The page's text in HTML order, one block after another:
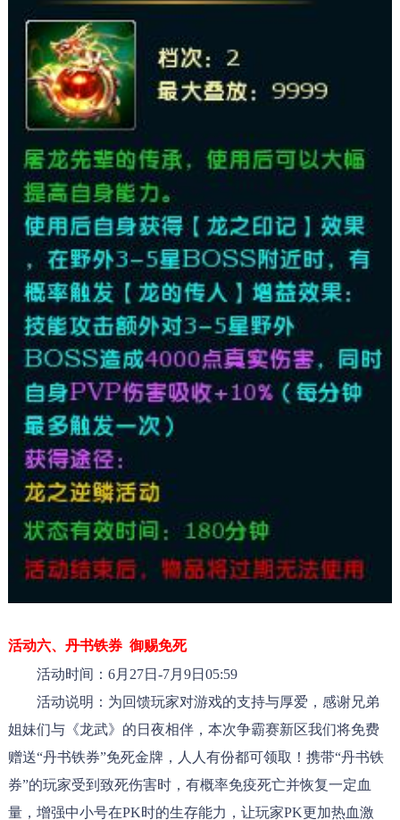
活动六、 丹书铁券  御赐免死
活动时间：6月27日-7月9日05:59
活动说明：为回馈玩家对游戏的支持与厚爱，感谢兄弟
姐妹们与《龙武》的日夜相伴，本次争霸赛新区我们将免费
赠送“丹书铁券”免死金牌，人人有份都可领取！携带“丹书铁
券”的玩家受到致死伤害时，有概率免疫死亡并恢复一定血
量，增强中小号在PK时的生存能力，让玩家PK更加热血激